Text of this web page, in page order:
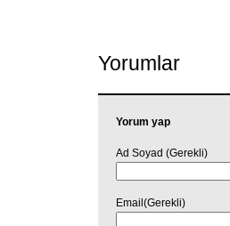
Yorumlar
Yorum yap
Ad Soyad (Gerekli)
Email(Gerekli)